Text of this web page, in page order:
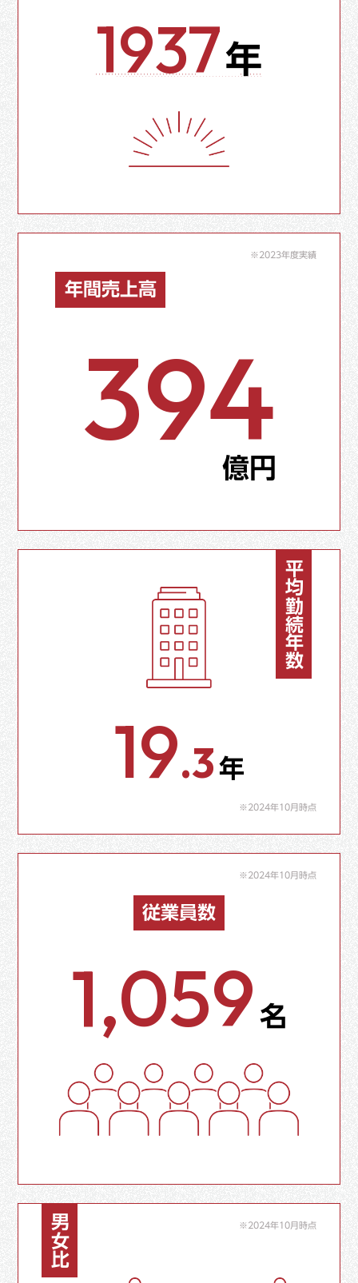
1937年
年間売上高
394
億円
※2023年度実績
平均勤続年数
19.3 年
※2024年10月時点
従業員数
1,059 名
※2024年10月時点
男女比 ※2024年10月時点